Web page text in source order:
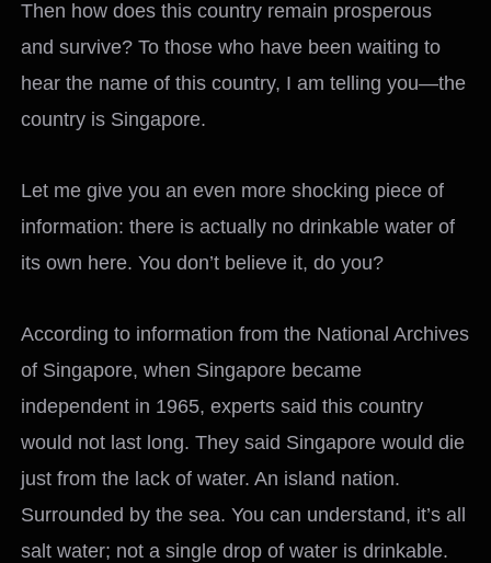
Then how does this country remain prosperous
and survive? To those who have been waiting to
hear the name of this country, I am telling you—the
country is Singapore.
Let me give you an even more shocking piece of
information: there is actually no drinkable water of
its own here. You don’t believe it, do you?
According to information from the National Archives
of Singapore, when Singapore became
independent in 1965, experts said this country
would not last long. They said Singapore would die
just from the lack of water. An island nation.
Surrounded by the sea. You can understand, it’s all
salt water; not a single drop of water is drinkable.